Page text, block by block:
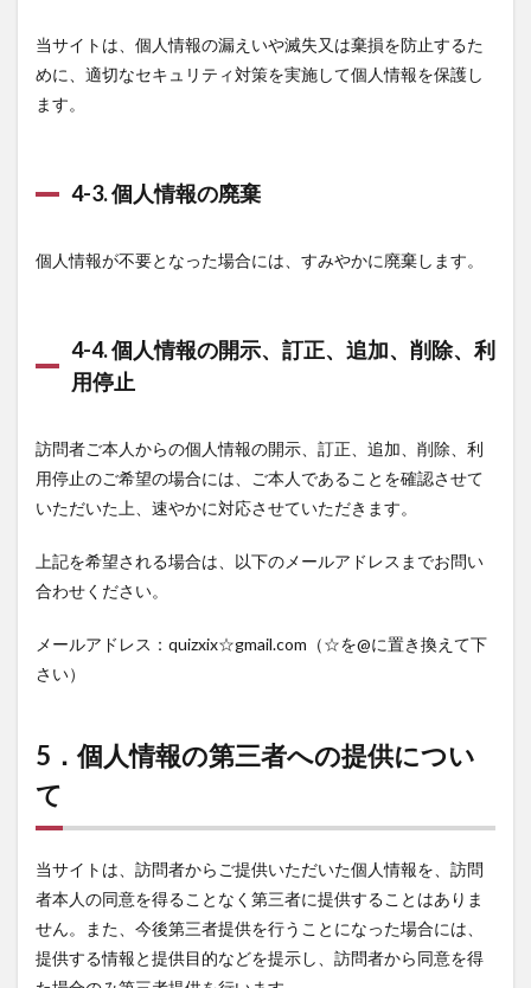
当サイトは、個人情報の漏えいや滅失又は棄損を防止するた
めに、適切なセキュリティ対策を実施して個人情報を保護し
ます。
4-3. 個人情報の廃棄
個人情報が不要となった場合には、すみやかに廃棄します。
4-4. 個人情報の開示、訂正、追加、削除、利
用停止
訪問者ご本人からの個人情報の開示、訂正、追加、削除、利
用停止のご希望の場合には、ご本人であることを確認させて
いただいた上、速やかに対応させていただきます。
上記を希望される場合は、以下のメールアドレスまでお問い
合わせください。
メールアドレス： quizxix☆gmail.com （☆を@に置き換えて下
さい）
5．個人情報の第三者への提供につい
て
当サイトは、訪問者からご提供いただいた個人情報を、訪問
者本人の同意を得ることなく第三者に提供することはありま
せん。また、今後第三者提供を行うことになった場合には、
提供する情報と提供目的などを提示し、訪問者から同意を得